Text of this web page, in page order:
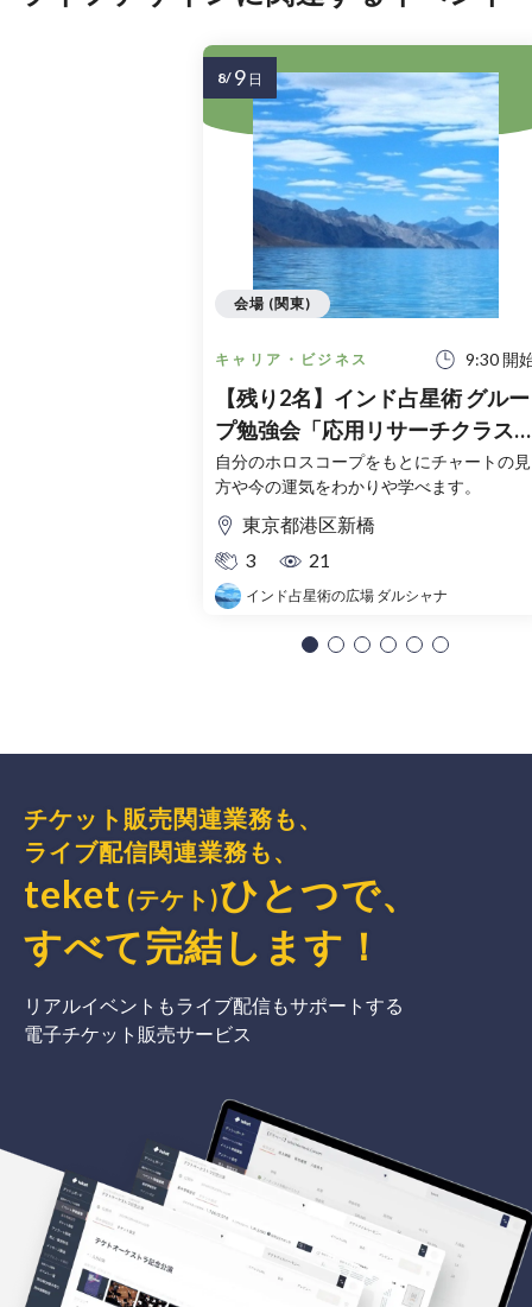
キャリア・ビジネス 9:30 開
【残り2名】インド占星術 グルー
プ勉強会「応用リサーチクラス
8/9(日)
自分のホロスコープをもとにチャートの見
方や今の運気をわかりや学べます。
東京都港区新橋
3
21
インド占星術の広場 ダルシャナ
会場 (関東)
8/ 9 日
チケット販売関連業務も、
ライブ配信関連業務も、
teket (テケト)ひとつで、
すべて完結 します ！
リアルイベントもライブ配信もサポートする
電子チケット販売サービス